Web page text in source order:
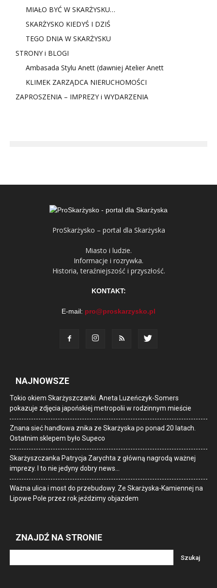
MIAŁO BYĆ W SKARŻYSKU…
SKARŻYSKO KIEDYŚ I DZIŚ
TEGO DNIA W SKARŻYSKU
STRONY i BLOGI
Ambasada Stylu Anett (dawniej Atelier Anett
KLIMEK ZARZĄDCA NIERUCHOMOŚCI
ZAPROSZENIA – IMPREZY i WYDARZENIA
ProSkarżysko – portal dla Skarżyska
Miasto i ludzie.
Informacje i rozrywka.
Historia, teraźniejszość i przyszłość.
KONTAKT:
E-mail: pro@proskarzysko.pl
NAJNOWSZE
Tokio okiem Skarżyszczanki. Aneta Luzeńczyk-Somers
pokazuje zdjęcia japońskiej metropolii w rodzinnym mieście
Znana sieć handlowa znika ze Skarżyska po ponad 20 latach.
Ostatnim sklepem było Supeco
Skarżyszczanka Patrycja Zarychta z główną nagrodą ważnej
imprezy. I to nie jedyny dobry news…
Ważna ulica i most do przebudowy. Ze Skarżyska-Kamiennej na
Lipowe Pole przez rok jeździmy objazdem
ZNAJDŹ NA STRONIE